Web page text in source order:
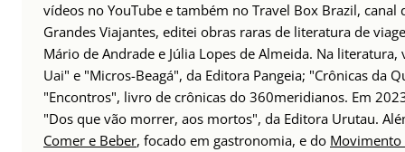
vídeos no YouTube e também no Travel Box Brazil,
Grandes Viajantes, editei obras raras de literatura de
Mário de Andrade e Júlia Lopes de Almeida. Na
Uai" e "Micros-Beagá", da Editora Pangeia; "Crônicas da
"Encontros", livro de crônicas do 360meridianos. Em
"Dos que vão morrer, aos mortos", da Editora Urutau.
Comer e Beber, focado em gastronomia, e do Movimento